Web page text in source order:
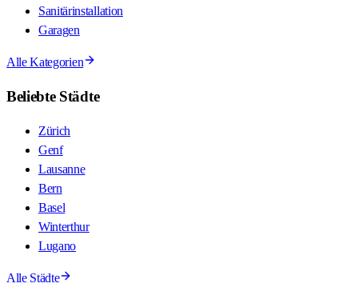
Sanitärinstallation
Garagen
Alle Kategorien
Beliebte Städte
Zürich
Genf
Lausanne
Bern
Basel
Winterthur
Lugano
Alle Städte